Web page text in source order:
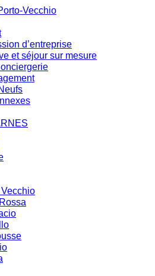
Vecchio
d’entreprise
et séjour sur mesure